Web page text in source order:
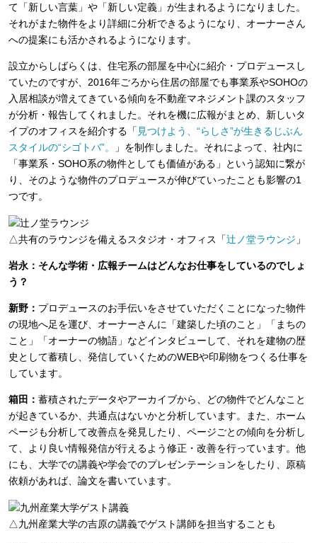
て「新しい言葉」や「新しい定義」が生まれるようになりました。
それがまた物件をより詳細に分析できるようになり、オーナーさん
への提案にも活かされるようになります。
設立からしばらくは、住宅系の部屋を中心に紹介・プロデュースし
ていたのですが、2016年ごろから住居の部屋でも事業系やSOHOの
入居相談が増えてきている傾向を不動産マネジメント課のスタッフ
が分析・報告してくれました。それを機に広報がまとめ、新しいタ
イプのオフィスを紹介する「 見つけよう、“らしさ”が生きるじぶん
スタイルの“シゴトバ”。
」を制作しました。それによって、社内に
「事業系・SOHO系の物件としても価値がある」という認知に繋が
り、そのような物件のプロデュースが伸びていったことも影響の1
つです。
△共有のラウンジを備えるスタジオ・オフィス「辻ノ堂ラウンジ 」
岩永：そんな学術・広報チームはどんなお仕事をしているのでしょ
う？
新野： プロデュースのお手伝いをさせていただくことになった物件
の現地へ足を運び、オーナーさんに「建築した頃のこと」「まちの
こと」「オーナーの物語」などインタビューして、それを建物の歴
史として蓄積し、発信していくためのWEBや印刷物をつくる仕事を
しています。
箱田： 蓄積されたデータやアーカイブから、どの物件でどんなこと
が起きているか、共通点はないかと分析しています。また、ホーム
ページも分析して改善点を発見したり、ページごとの傾向を分析し
て、より良い情報発信が行えるよう修正・改善を行っています。他
にも、大学での講義や学会でのプレゼンテーションをしたり、原稿
依頼があれば、論文を書いています。
△九州産業大学の吉原の講義でゲスト講師を担当することも